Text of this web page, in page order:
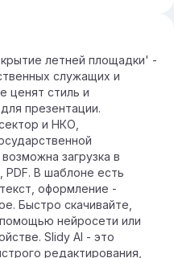
летней площадки' -
служащих и
ценят стиль и
презентации.
и НКО,
загрузка в
PDF. В шаблоне есть
оформление -
Быстро скачивайте,
нейросети или
Slidy AI - это
редактирования,